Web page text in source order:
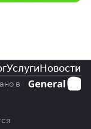
УслугиНовости
в